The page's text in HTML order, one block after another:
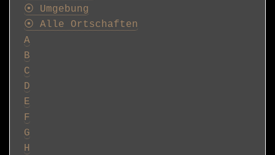
⦿ Umgebung
⦿ Alle Ortschaften
A
B
C
D
E
F
G
H